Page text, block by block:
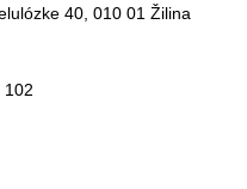
40, 010 01 Žilina
102